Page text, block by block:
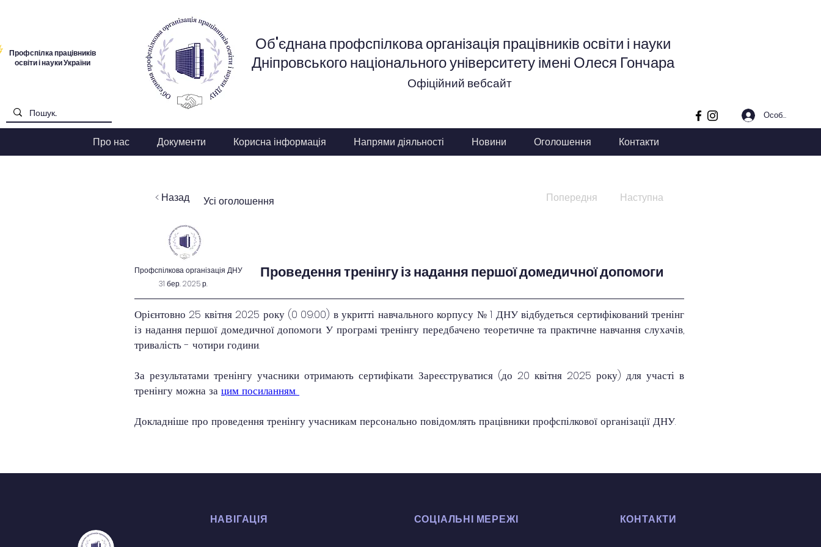
Профспілка працівників
освіти і науки України
Об'єднана профспілкова організація працівників освіти і науки
Дніпровського національного університету імені Олеся Гончара
Офіційний вебсайт
Особистий
Про нас Документи Корисна інформація Напрями діяльності Новини Оголошення Контакти
< Назад Усі оголошення Попередня Наступна
Профспілкова організація ДНУ
31 бер. 2025 р.
Проведення тренінгу із надання першої домедичної допомоги
Орієнтовно 25 квітня 2025 року (0 09:00) в укритті навчального корпусу № 1 ДНУ відбудеться сертифікований тренінг
із надання першої домедичної допомоги. У програмі тренінгу передбачено теоретичне та практичне навчання слухачів,
тривалість - чотири години.
За результатами тренінгу учасники отримають сертифікати. Зареєструватися (до 20 квітня 2025 року) для участі в
тренінгу можна за цим посиланням.
Докладніше про проведення тренінгу учасникам персонально повідомлять працівники профспілкової організації ДНУ.
НАВІГАЦІЯ СОЦІАЛЬНІ МЕРЕЖІ КОНТАКТИ